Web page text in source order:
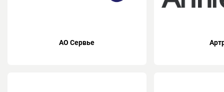
АО Сервье